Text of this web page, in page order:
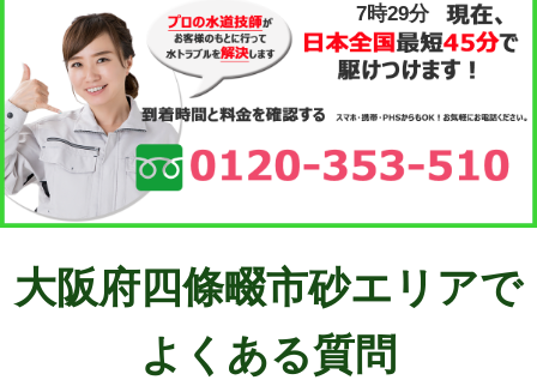
7時29分
大阪府四條畷市砂エリアで
よくある質問